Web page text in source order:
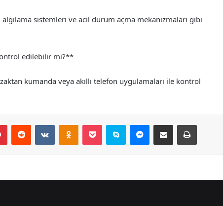
sistemleri ve acil durum açma mekanizmaları gibi
edilebilir mi?**
kumanda veya akıllı telefon uygulamaları ile kontrol
PinterestReddit VKontakteOdnoklassniki
Pocket Skype Messenger
E-Posta ile paylaş Yazdır